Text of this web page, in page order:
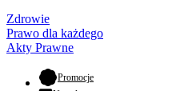
Zdrowie
Prawo dla każdego
Akty Prawne
Promocje- otwiera się w nowej karcie